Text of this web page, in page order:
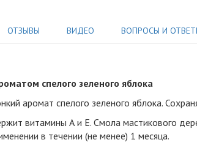
ОТЗЫВЫ ВИДЕО ВОПРОСЫ И
спелого зеленого яблока
аромат спелого зеленого яблока.
витамины А и Е. Смола мастикового
в течении (не менее) 1 месяца.